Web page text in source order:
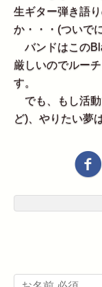
生ギター弾き語
か・・・(ついで
バンドはこの
厳しいのでルー
す。
でも、もし活動
ど)、やりたい夢